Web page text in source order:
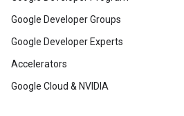
Google Developer Groups
Google Developer Experts
Accelerators
Google Cloud & NVIDIA